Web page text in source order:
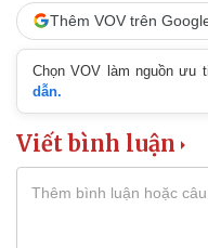
Thêm VOV trên
Chọn VOV làm nguồn ưu
dẫn.
Viết bình luận